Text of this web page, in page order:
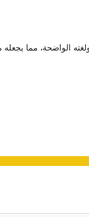
الواضحة، مما يجعله